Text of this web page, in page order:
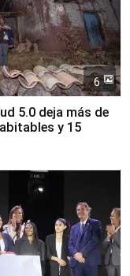
6
5.0 deja más de
y 15